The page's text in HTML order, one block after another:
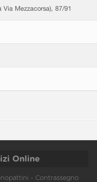
Via Mezzacorsa), 87/91
Online
- Contrassegno